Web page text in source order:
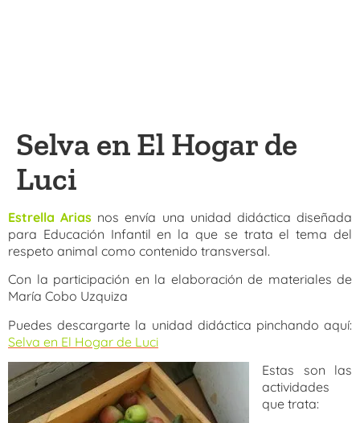
Selva en El Hogar de
Luci
Estrella Arias nos envía una unidad didáctica diseñada
para Educación Infantil en la que se trata el tema del
respeto animal como contenido transversal.
Con la participación en la elaboración de materiales de
María Cobo Uzquiza
Puedes descargarte la unidad didáctica pinchando aquí:
Selva en El Hogar de Luci
Estas son las
actividades
que trata: